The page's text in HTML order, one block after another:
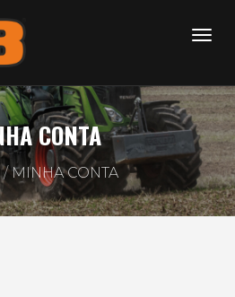
CONTA
MINHA CONTA